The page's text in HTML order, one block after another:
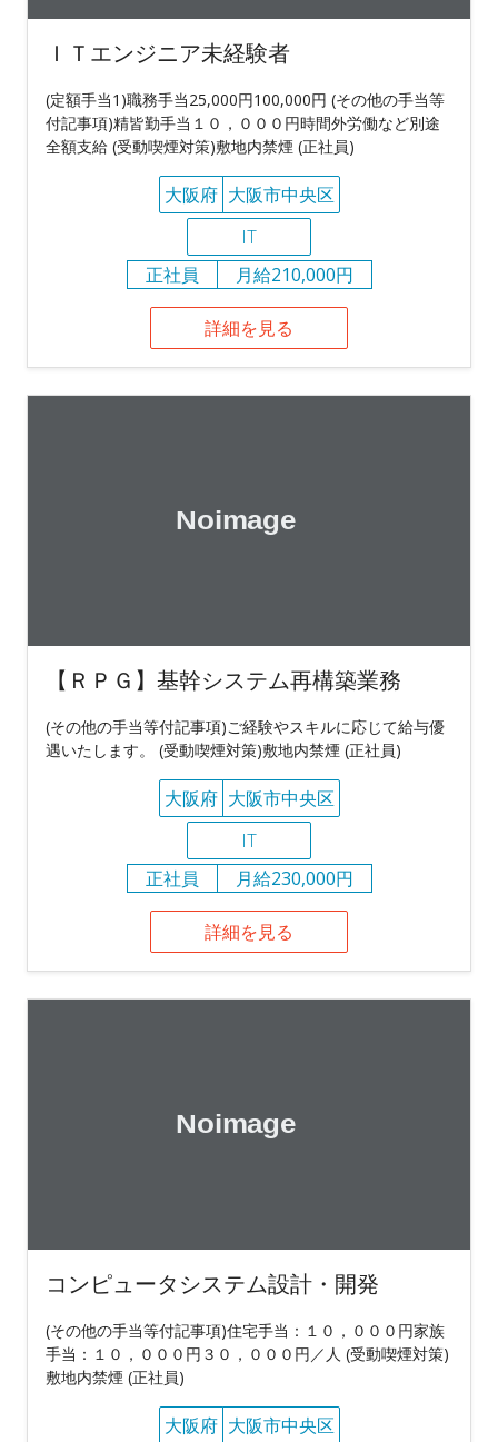
ＩＴエンジニア未経験者
(定額手当1)職務手当25,000円100,000円 (その他の手当等
付記事項)精皆勤手当１０，０００円時間外労働など別途
全額支給 (受動喫煙対策)敷地内禁煙 (正社員)
大阪府 大阪市中央区
IT
正社員
月給210,000円
詳細を見る
【ＲＰＧ】基幹システム再構築業務
(その他の手当等付記事項)ご経験やスキルに応じて給与優
遇いたします。 (受動喫煙対策)敷地内禁煙 (正社員)
大阪府 大阪市中央区
IT
正社員
月給230,000円
詳細を見る
コンピュータシステム設計・開発
(その他の手当等付記事項)住宅手当：１０，０００円家族
手当：１０，０００円３０，０００円／人 (受動喫煙対策)
敷地内禁煙 (正社員)
大阪府 大阪市中央区